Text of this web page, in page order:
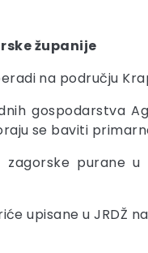
županije
na području
gospodarstva
se baviti
purane
upisane u JRDŽ